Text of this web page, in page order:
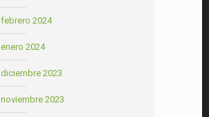
febrero 2024
enero 2024
diciembre 2023
noviembre 2023